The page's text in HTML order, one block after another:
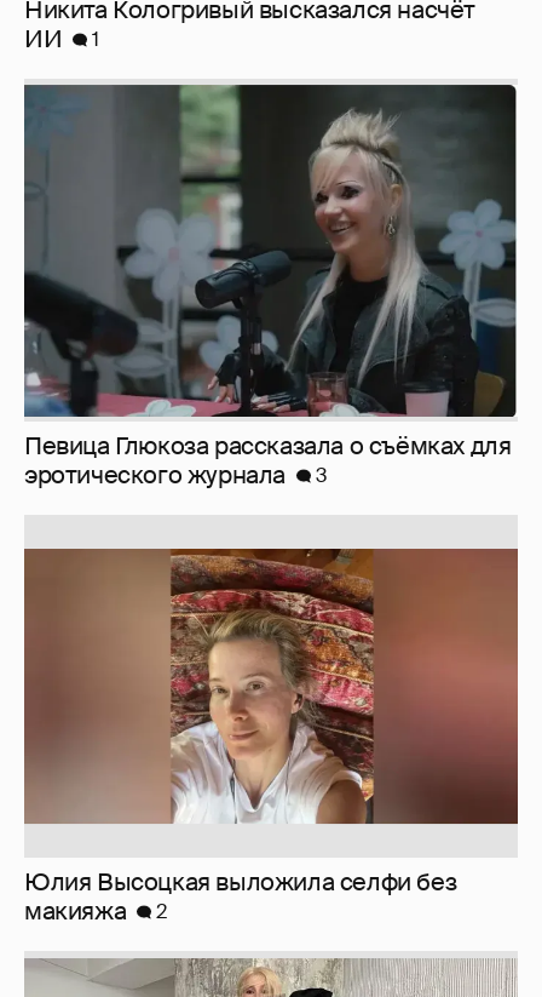
Певица Глюкоза рассказала о съёмках для
эротического журнала
3
Юлия Высоцкая выложила селфи без